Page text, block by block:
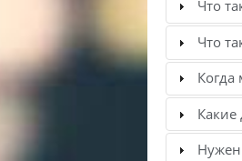
Что
Что
Когда